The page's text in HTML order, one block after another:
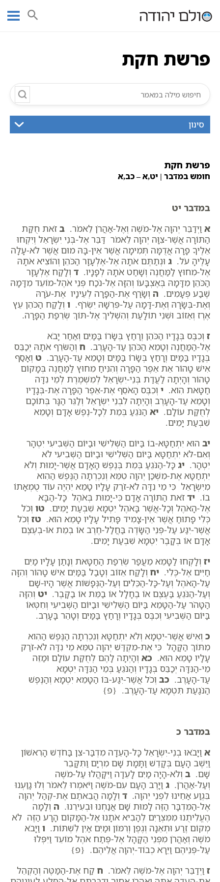
עמוד ראשי אוצר הכתבים
תנ"ך מנוקד
פרשת חקת
פרשת חקת
פרשת חקת
חומש במדבר | יט,א – כב,א
במדבר יט
א וַיְדַבֵּר יְהוָה אֶל-מֹשֶׁה וְאֶל-אַהֲרֹן לֵאמֹר. ב זֹאת חֻקַּת
הַתּוֹרָה אֲשֶׁר-צִוָּה יְהוָה לֵאמֹר דַּבֵּר אֶל-בְּנֵי יִשְׂרָאֵל וְיִקְחוּ
אֵלֶיךָ פָרָה אֲדֻמָּה תְּמִימָה אֲשֶׁר אֵין-בָּהּ מוּם אֲשֶׁר לֹא-עָלָה
עָלֶיהָ עֹל. ג וּנְתַתֶּם אֹתָהּ אֶל-אֶלְעָזָר הַכֹּהֵן וְהוֹצִיא אֹתָהּ
אֶל-מִחוּץ לַמַּחֲנֶה וְשָׁחַט אֹתָהּ לְפָנָיו. ד וְלָקַח אֶלְעָזָר
הַכֹּהֵן מִדָּמָהּ בְּאֶצְבָּעוֹ וְהִזָּה אֶל-נֹכַח פְּנֵי אֹהֶל-מוֹעֵד מִדָּמָהּ
שֶׁבַע פְּעָמִים. ה וְשָׂרַף אֶת-הַפָּרָה לְעֵינָיו אֶת-עֹרָהּ
וְאֶת-בְּשָׂרָהּ וְאֶת-דָּמָהּ עַל-פִּרְשָׁהּ יִשְׂרֹף. ו וְלָקַח הַכֹּהֵן עֵץ
אֶרֶז וְאֵזוֹב וּשְׁנִי תוֹלָעַת וְהִשְׁלִיךְ אֶל-תּוֹךְ שְׂרֵפַת הַפָּרָה.
ז וְכִבֶּס בְּגָדָיו הַכֹּהֵן וְרָחַץ בְּשָׂרוֹ בַּמַּיִם וְאַחַר יָבֹא
אֶל-הַמַּחֲנֶה וְטָמֵא הַכֹּהֵן עַד-הָעָרֶב. ח וְהַשֹּׂרֵף אֹתָהּ יְכַבֵּס
בְּגָדָיו בַּמַּיִם וְרָחַץ בְּשָׂרוֹ בַּמָּיִם וְטָמֵא עַד-הָעָרֶב. ט וְאָסַף
אִישׁ טָהוֹר אֵת אֵפֶר הַפָּרָה וְהִנִּיחַ מִחוּץ לַמַּחֲנֶה בְּמָקוֹם
טָהוֹר וְהָיְתָה לַעֲדַת בְּנֵי-יִשְׂרָאֵל לְמִשְׁמֶרֶת לְמֵי נִדָּה
חַטָּאת הִוא. י וְכִבֶּס הָאֹסֵף אֶת-אֵפֶר הַפָּרָה אֶת-בְּגָדָיו
וְטָמֵא עַד-הָעָרֶב וְהָיְתָה לִבְנֵי יִשְׂרָאֵל וְלַגֵּר הַגָּר בְּתוֹכָם
לְחֻקַּת עוֹלָם. יא הַנֹּגֵעַ בְּמֵת לְכָל-נֶפֶשׁ אָדָם וְטָמֵא
שִׁבְעַת יָמִים.
יב הוּא יִתְחַטָּא-בוֹ בַּיּוֹם הַשְּׁלִישִׁי וּבַיּוֹם הַשְּׁבִיעִי יִטְהָר
וְאִם-לֹא יִתְחַטָּא בַּיּוֹם הַשְּׁלִישִׁי וּבַיּוֹם הַשְּׁבִיעִי לֹא
יִטְהָר. יג כָּל-הַנֹּגֵעַ בְּמֵת בְּנֶפֶשׁ הָאָדָם אֲשֶׁר-יָמוּת וְלֹא
יִתְחַטָּא אֶת-מִשְׁכַּן יְהוָה טִמֵּא וְנִכְרְתָה הַנֶּפֶשׁ הַהִוא
מִיִּשְׂרָאֵל כִּי מֵי נִדָּה לֹא-זֹרַק עָלָיו טָמֵא יִהְיֶה עוֹד טֻמְאָתוֹ
בוֹ. יד זֹאת הַתּוֹרָה אָדָם כִּי-יָמוּת בְּאֹהֶל כָּל-הַבָּא
אֶל-הָאֹהֶל וְכָל-אֲשֶׁר בָּאֹהֶל יִטְמָא שִׁבְעַת יָמִים. טו וְכֹל
כְּלִי פָתוּחַ אֲשֶׁר אֵין-צָמִיד פָּתִיל עָלָיו טָמֵא הוּא. טז וְכֹל
אֲשֶׁר-יִגַּע עַל-פְּנֵי הַשָּׂדֶה בַּחֲלַל-חֶרֶב אוֹ בְמֵת אוֹ-בְעֶצֶם
אָדָם אוֹ בְקָבֶר יִטְמָא שִׁבְעַת יָמִים.
יז וְלָקְחוּ לַטָּמֵא מֵעֲפַר שְׂרֵפַת הַחַטָּאת וְנָתַן עָלָיו מַיִם
חַיִּים אֶל-כֶּלִי. יח וְלָקַח אֵזוֹב וְטָבַל בַּמַּיִם אִישׁ טָהוֹר וְהִזָּה
עַל-הָאֹהֶל וְעַל-כָּל-הַכֵּלִים וְעַל-הַנְּפָשׁוֹת אֲשֶׁר הָיוּ-שָׁם
וְעַל-הַנֹּגֵעַ בַּעֶצֶם אוֹ בֶחָלָל אוֹ בַמֵּת אוֹ בַקָּבֶר. יט וְהִזָּה
הַטָּהֹר עַל-הַטָּמֵא בַּיּוֹם הַשְּׁלִישִׁי וּבַיּוֹם הַשְּׁבִיעִי וְחִטְּאוֹ
בַּיּוֹם הַשְּׁבִיעִי וְכִבֶּס בְּגָדָיו וְרָחַץ בַּמַּיִם וְטָהֵר בָּעָרֶב.
כ וְאִישׁ אֲשֶׁר-יִטְמָא וְלֹא יִתְחַטָּא וְנִכְרְתָה הַנֶּפֶשׁ הַהִוא
מִתּוֹךְ הַקָּהָל כִּי אֶת-מִקְדַּשׁ יְהוָה טִמֵּא מֵי נִדָּה לֹא-זֹרַק
עָלָיו טָמֵא הוּא. כא וְהָיְתָה לָהֶם לְחֻקַּת עוֹלָם וּמַזֵּה
מֵי-הַנִּדָּה יְכַבֵּס בְּגָדָיו וְהַנֹּגֵעַ בְּמֵי הַנִּדָּה יִטְמָא
עַד-הָעָרֶב. כב וְכֹל אֲשֶׁר-יִגַּע-בּוֹ הַטָּמֵא יִטְמָא וְהַנֶּפֶשׁ
הַנֹּגַעַת תִּטְמָא עַד-הָעָרֶב. {פ}
במדבר כ
א וַיָּבֹאוּ בְנֵי-יִשְׂרָאֵל כָּל-הָעֵדָה מִדְבַּר-צִן בַּחֹדֶשׁ הָרִאשׁוֹן
וַיֵּשֶׁב הָעָם בְּקָדֵשׁ וַתָּמָת שָׁם מִרְיָם וַתִּקָּבֵר
שָׁם. ב וְלֹא-הָיָה מַיִם לָעֵדָה וַיִּקָּהֲלוּ עַל-מֹשֶׁה
וְעַל-אַהֲרֹן. ג וַיָּרֶב הָעָם עִם-מֹשֶׁה וַיֹּאמְרוּ לֵאמֹר וְלוּ גָוַעְנוּ
בִּגְוַע אַחֵינוּ לִפְנֵי יְהוָה. ד וְלָמָה הֲבֵאתֶם אֶת-קְהַל יְהוָה
אֶל-הַמִּדְבָּר הַזֶּה לָמוּת שָׁם אֲנַחְנוּ וּבְעִירֵנוּ. ה וְלָמָה
הֶעֱלִיתֻנוּ מִמִּצְרַיִם לְהָבִיא אֹתָנוּ אֶל-הַמָּקוֹם הָרָע הַזֶּה לֹא
מְקוֹם זֶרַע וּתְאֵנָה וְגֶפֶן וְרִמּוֹן וּמַיִם אַיִן לִשְׁתּוֹת. ו וַיָּבֹא
מֹשֶׁה וְאַהֲרֹן מִפְּנֵי הַקָּהָל אֶל-פֶּתַח אֹהֶל מוֹעֵד וַיִּפְּלוּ
עַל-פְּנֵיהֶם וַיֵּרָא כְבוֹד-יְהוָה אֲלֵיהֶם. {פ}
ז וַיְדַבֵּר יְהוָה אֶל-מֹשֶׁה לֵּאמֹר. ח קַח אֶת-הַמַּטֶּה וְהַקְהֵל
סינון